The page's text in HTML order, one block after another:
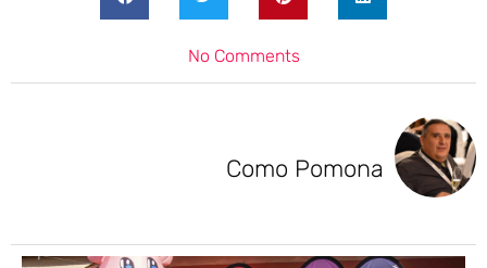
No Comments
Como Pomona